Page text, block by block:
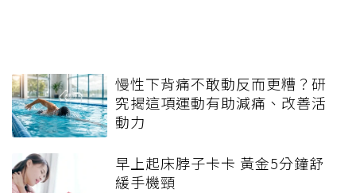
慢性下背痛不敢動反而更糟？研
究揭這項運動有助減痛、改善活
動力
早上起床脖子卡卡 黃金5分鐘舒
緩手機頸